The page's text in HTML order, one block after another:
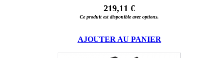
219,11 €
Ce produit est disponible avec options.
AJOUTER AU PANIER